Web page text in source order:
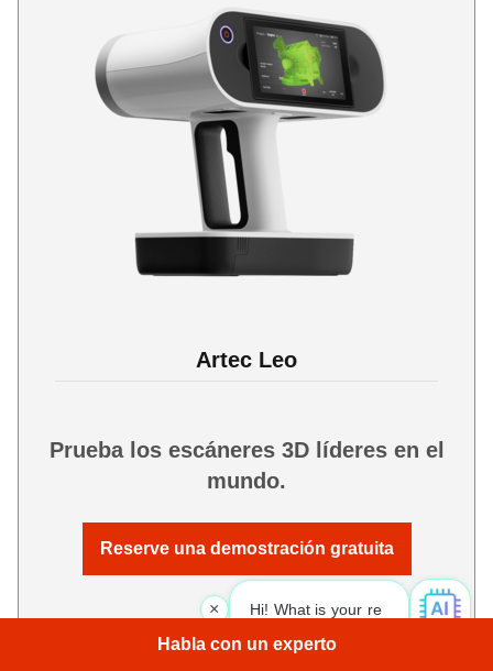
Artec Leo
Prueba los escáneres 3D líderes en el
mundo.
Reserve una demostración gratuita
Hi! What is your request? 👀
Habla con un experto